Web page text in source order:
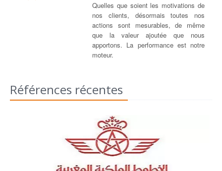
Quelles que soient les motivations de
nos clients, désormais toutes nos
actions sont mesurables, de même
que la valeur ajoutée que nous
apportons. La performance est notre
moteur.
Références récentes